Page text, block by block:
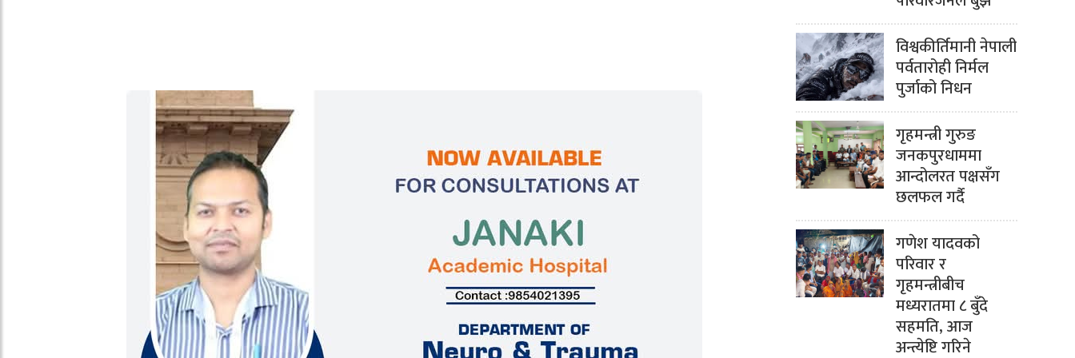
विश्वकीर्तिमानी नेपाली
पर्वतारोही निर्मल
पुर्जाको निधन
गृहमन्त्री गुरुङ
जनकपुरधाममा
आन्दोलरत पक्षसँग
छलफल गर्दै
गणेश यादवको
परिवार र
गृहमन्त्रीबीच
मध्यरातमा ८ बुँदे
सहमति, आज
अन्त्येष्टि गरिने